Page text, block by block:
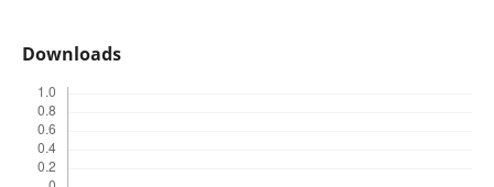
Downloads